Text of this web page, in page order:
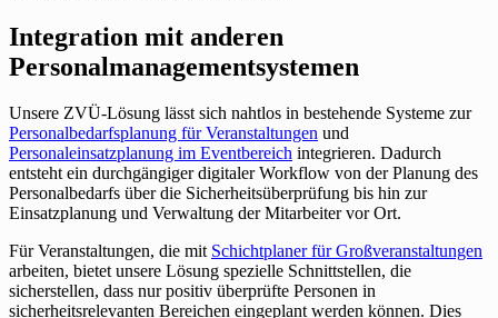
Integration mit anderen
Personalmanagementsystemen
Unsere ZVÜ-Lösung lässt sich nahtlos in bestehende Systeme zur
Personalbedarfsplanung für Veranstaltungen und
Personaleinsatzplanung im Eventbereich integrieren. Dadurch
entsteht ein durchgängiger digitaler Workflow von der Planung des
Personalbedarfs über die Sicherheitsüberprüfung bis hin zur
Einsatzplanung und Verwaltung der Mitarbeiter vor Ort.
Für Veranstaltungen, die mit Schichtplaner für Großveranstaltungen
arbeiten, bietet unsere Lösung spezielle Schnittstellen, die
sicherstellen, dass nur positiv überprüfte Personen in
sicherheitsrelevanten Bereichen eingeplant werden können. Dies